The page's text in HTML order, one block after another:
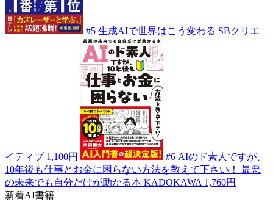
#5 生成AIで世界はこう変わる SBクリエ
イティブ 1,100円 #6 AIのド素人ですが、
10年後も仕事とお金に困らない方法を教えて下さい！ 最悪
の未来でも自分だけが助かる本 KADOKAWA 1,760円
新着AI書籍